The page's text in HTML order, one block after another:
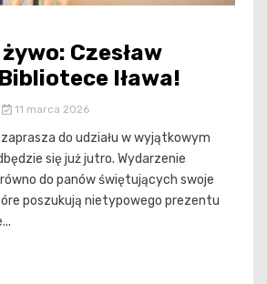
Czesław
Iława!
11 marca 2026
zaprasza do udziału w wyjątkowym
się już jutro. Wydarzenie
do panów świętujących swoje
poszukują nietypowego prezentu